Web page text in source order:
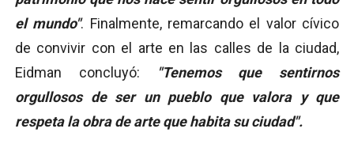
el mundo". Finalmente, remarcando el valor cívico
de convivir con el arte en las calles de la ciudad,
Eidman concluyó:
"Tenemos que sentirnos
orgullosos de ser un pueblo que valora y que
respeta la obra de arte que habita su ciudad".